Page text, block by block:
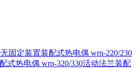
无固定装置装配式热电偶 wrn-220/230
式热电偶 wrn-320/330活动法兰装配